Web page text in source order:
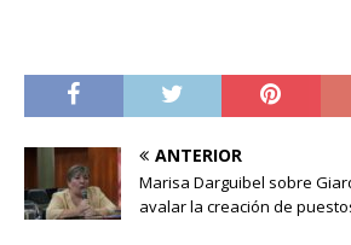
ANTERIOR
Marisa Darguibel sobre
avalar la creación de